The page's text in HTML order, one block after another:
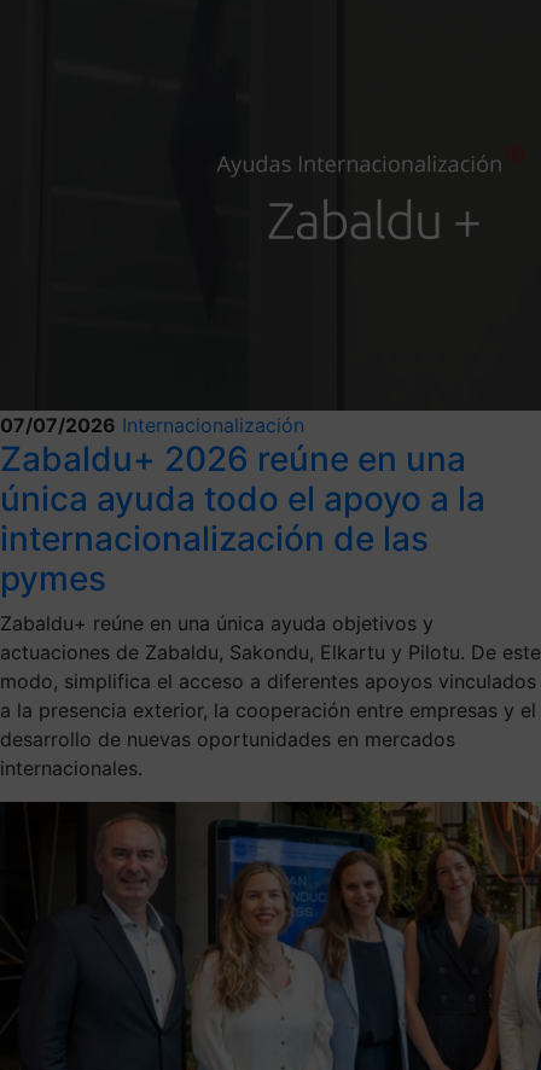
07/07/2026 Internacionalización
Zabaldu+ 2026 reúne en una
única ayuda todo el apoyo a la
internacionalización de las
pymes
Zabaldu+ reúne en una única ayuda objetivos y
actuaciones de Zabaldu, Sakondu, Elkartu y Pilotu. De este
modo, simplifica el acceso a diferentes apoyos vinculados
a la presencia exterior, la cooperación entre empresas y el
desarrollo de nuevas oportunidades en mercados
internacionales.